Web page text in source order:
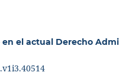
el actual Derecho